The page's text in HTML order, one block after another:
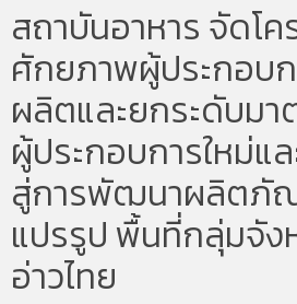
สถาบันอาหาร จัดโ
ศักยภาพผู้ประกอบ
ผลิตและยกระดับมา
ผู้ประกอบการใหม่แ
สู่การพัฒนาผลิตภั
แปรรูป พื้นที่กลุ่มจัง
อ่าวไทย